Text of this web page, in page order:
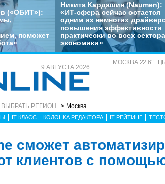
(«ОБИТ»):
поможет
Никита Кардашин (Naumen):
«ИТ-сфера сейчас остается
одним из немногих
повышения эффективности
практически во всех
экономики»
9 АВГУСТА 2026
ВЫБРАТЬ РЕГИОН > Москва
МОСКВА 22.6° ЦБ
IT КЛАСС КОЛОНКА РЕДАКТОРА IT РЕЙТИНГ
сможет
клиентов с